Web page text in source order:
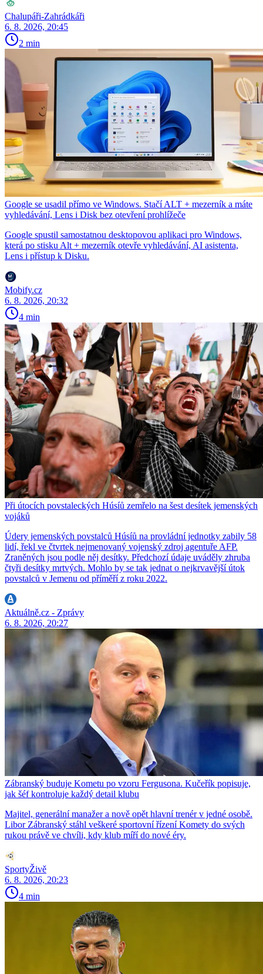
Chalupáři-Zahrádkáři
6. 8. 2026, 20:45
2 min
Google se usadil přímo ve Windows. Stačí ALT + mezerník a máte
vyhledávání, Lens i Disk bez otevření prohlížeče
Google spustil samostatnou desktopovou aplikaci pro Windows,
která po stisku Alt + mezerník otevře vyhledávání, AI asistenta,
Lens i přístup k Disku.
Mobify.cz
6. 8. 2026, 20:32
4 min
Při útocích povstaleckých Húsíů zemřelo na šest desítek jemenských
vojáků
Údery jemenských povstalců Húsíů na provládní jednotky zabily 58
lidí, řekl ve čtvrtek nejmenovaný vojenský zdroj agentuře AFP.
Zraněných jsou podle něj desítky. Předchozí údaje uváděly zhruba
čtyři desítky mrtvých. Mohlo by se tak jednat o nejkrvavější útok
povstalců v Jemenu od příměří z roku 2022.
Aktuálně.cz - Zprávy
6. 8. 2026, 20:27
Zábranský buduje Kometu po vzoru Fergusona. Kučeřík popisuje,
jak šéf kontroluje každý detail klubu
Majitel, generální manažer a nově opět hlavní trenér v jedné osobě.
Libor Zábranský stáhl veškeré sportovní řízení Komety do svých
rukou právě ve chvíli, kdy klub míří do nové éry.
SportyŽivě
6. 8. 2026, 20:23
4 min